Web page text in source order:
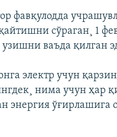
фавқулодда
сўраган¸ 1
узишни ваъда қилган
электр учун
нима учун ҳар
энергия ўғирлашига